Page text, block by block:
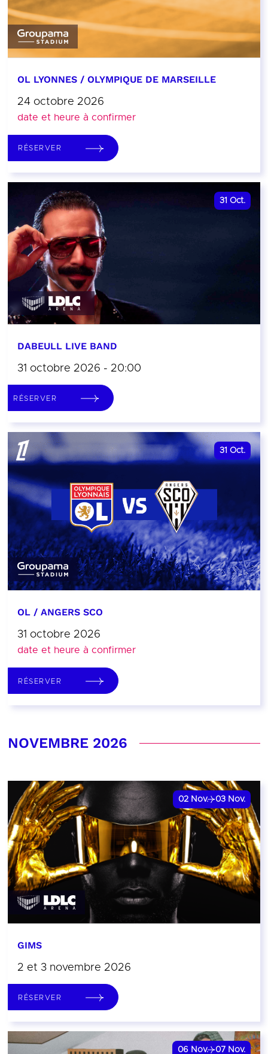
OL LYONNES / OLYMPIQUE DE MARSEILLE
24 octobre 2026
date et heure à confirmer
RÉSERVER
31 Oct.
DABEULL LIVE BAND
31 octobre 2026 - 20:00
RÉSERVER
31 Oct.
OL / ANGERS SCO
31 octobre 2026
date et heure à confirmer
RÉSERVER
NOVEMBRE 2026
02 Nov. 03 Nov.
GIMS
2 et 3 novembre 2026
RÉSERVER
06 Nov. 07 Nov.